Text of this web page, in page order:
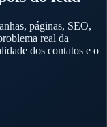
páginas, SEO,
real da
dos contatos e o